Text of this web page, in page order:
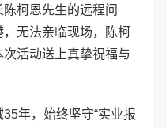
柯恩先生的远程问
无法亲临现场，陈柯
活动送上真挚祝福与
年，始终坚守“实业报